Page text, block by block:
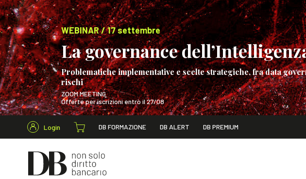
WEBINAR / 17 settembre
La governance
Problematiche implementative e scelte strategiche, fra data
rischi
ZOOM MEETING
Offerte per iscrizioni entro il 27/08
WEBINAR / 17 settembre
Login DB FORMAZIONE DB ALERT DB PREMIUM
Cerca nel sito